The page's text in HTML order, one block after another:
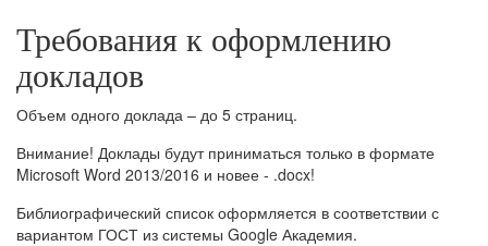
Требования к оформлению
докладов
Объем одного доклада – до 5 страниц.
Внимание! Доклады будут приниматься только в формате
Microsoft Word 2013/2016 и новее - .docx!
Библиографический список оформляется в соответствии с
вариантом ГОСТ из системы Google Академия.